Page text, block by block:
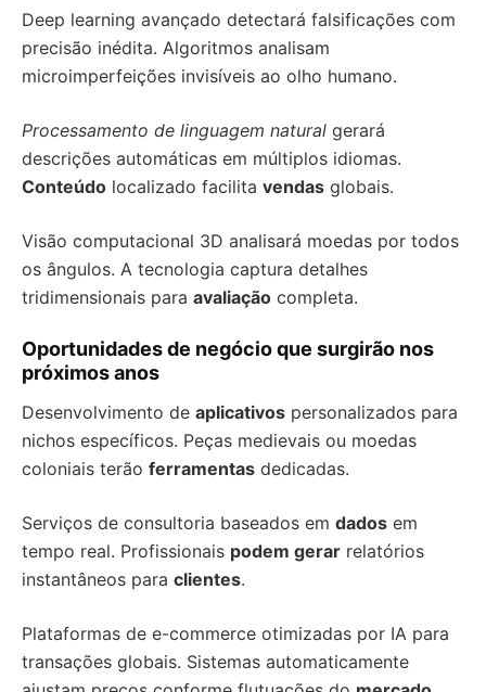
Deep learning avançado detectará falsificações com
precisão inédita. Algoritmos analisam
microimperfeições invisíveis ao olho humano.
Processamento de linguagem natural gerará
descrições automáticas em múltiplos idiomas.
Conteúdo localizado facilita vendas globais.
Visão computacional 3D analisará moedas por todos
os ângulos. A tecnologia captura detalhes
tridimensionais para avaliação completa.
Oportunidades de negócio que surgirão nos
próximos anos
Desenvolvimento de aplicativos personalizados para
nichos específicos. Peças medievais ou moedas
coloniais terão ferramentas dedicadas.
Serviços de consultoria baseados em dados em
tempo real. Profissionais podem gerar relatórios
instantâneos para clientes.
Plataformas de e-commerce otimizadas por IA para
transações globais. Sistemas automaticamente